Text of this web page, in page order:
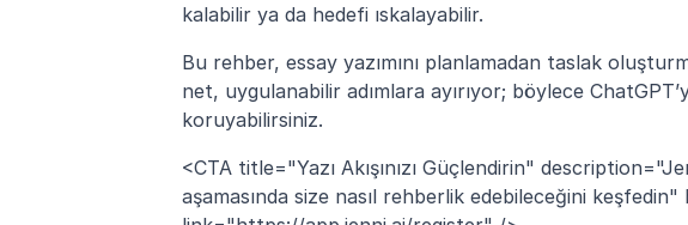
kalabilir ya da hedefi ıskalayabilir.
Bu rehber, essay yazımını planlamadan taslak
net, uygulanabilir adımlara ayırıyor; böylece
koruyabilirsiniz.
<CTA title="Yazı Akışınızı Güçlendirin"
aşamasında size nasıl rehberlik edebileceğini